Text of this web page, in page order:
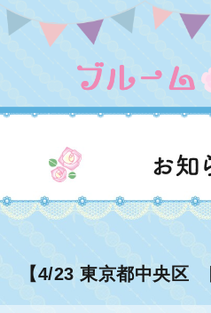
はじめてのブラ、体験イベント
着体験イベント。
【4/23 東京都中央区